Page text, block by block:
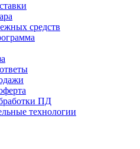
средств
ПД
технологии